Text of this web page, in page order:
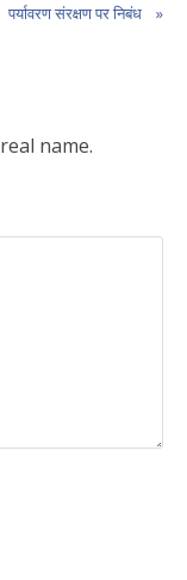
पर्यावरण संरक्षण पर निबंध »
name.